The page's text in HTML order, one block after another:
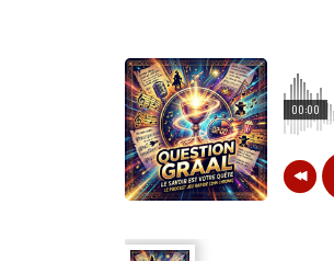
00:00